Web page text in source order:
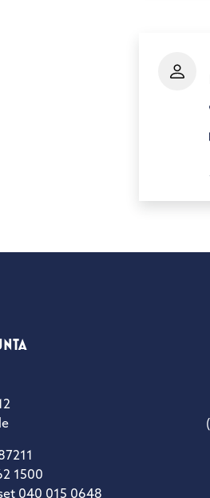
1500
040 015 0648